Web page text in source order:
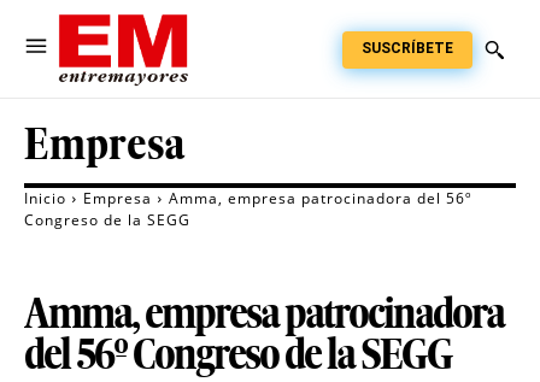
SUSCRÍBETE
Empresa
Inicio Empresa
Amma, empresa patrocinadora del 56º
Congreso de la SEGG
Amma, empresa patrocinadora
del 56º Congreso de la SEGG